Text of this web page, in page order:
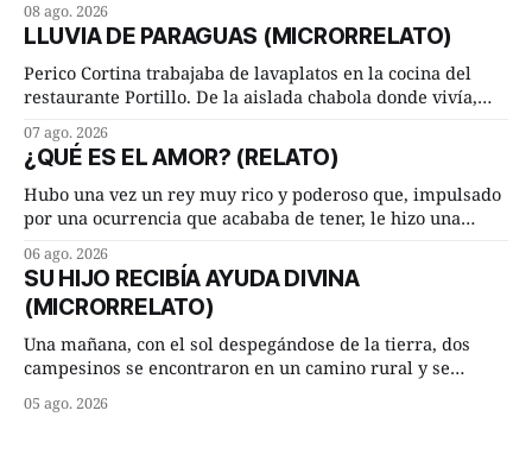
ambos les iba de maravilla. Pero mantenían absoluta
discrepancia en un deseo ineluctable por parte de ella.
Lucía Arriate quería que ellos
08 ago. 2026
LLUVIA DE PARAGUAS (MICRORRELATO)
Perico Cortina trabajaba de lavaplatos en la cocina del
restaurante Portillo. De la aislada chabola donde vivía,
cuarto de hora andando a buen paso. Cierta noche,
terminada su jornada laboral caminaba él hacía su mísera
morada cundo comenzó a llover
07 ago. 2026
¿QUÉ ES EL AMOR? (RELATO)
Hubo una vez un rey muy rico y poderoso que, impulsado
por una ocurrencia que acababa de tener, le hizo una
Dime, hombre sabio, ¿qué es el amor según tú? Su
consejero, que era muy prudente y astuto le respondió de
inmediato:
06 ago. 2026
SU HIJO RECIBÍA AYUDA DIVINA
(MICRORRELATO)
Una mañana, con el sol despegándose de la tierra, dos
campesinos se encontraron en un camino rural y se
remolachas, Manuel? —quiso saber uno. —Eso acabo de
05 ago. 2026